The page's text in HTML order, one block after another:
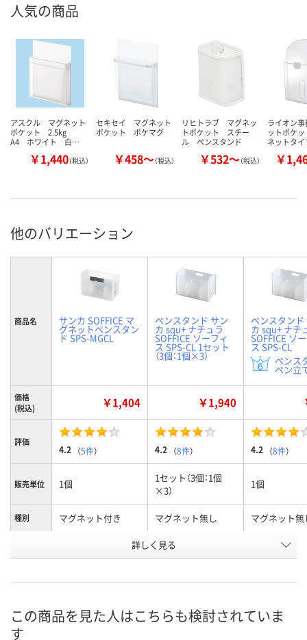
人気の商品
アスクル マグネット
ポケット 2.5kg
A4 ホワイト 白…
￥1,440（税込）
セキセイ マグネット
ポケット ポケマグ
￥458～（税込）
リヒトラブ マグネッ
トポケット スチー
ル ペンスタンド
￥532～（税込）
ライオン
ットポケ
ネットタ
￥
他のバリエーション
商品名 サンカ SOFFICE マ
グネットペンスタン
ド SPS-MGCL
ペンスタンド サン
カ squ+ ナチュラ
SOFFICE ソーフィ
ス SPS-CL 1セット
（3個：1個×3）
ペンスタンド
カ squ+ ナチ
SOFFICE ソ
ス SPS-CL
ペンス
ペン立
価格
(税込)
￥1,404 ￥1,940
評価
4.2 （5件） 4.2 （8件） 4.2 （8件）
販売単位 1個
1セット（3個：1個
×3）
1個
種別 マグネット付き マグネット無し マグネット無
J544930 J451289
8月8日（土）
詳しく見る
この商品を見た人はこちらも検討されていま
す